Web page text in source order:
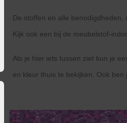
De stoffen en alle benodigdheden,
Kijk ook een bij de meubelstof-
Als je hier iets tussen ziet kun je
en kleur thuis te bekijken. Ook ben